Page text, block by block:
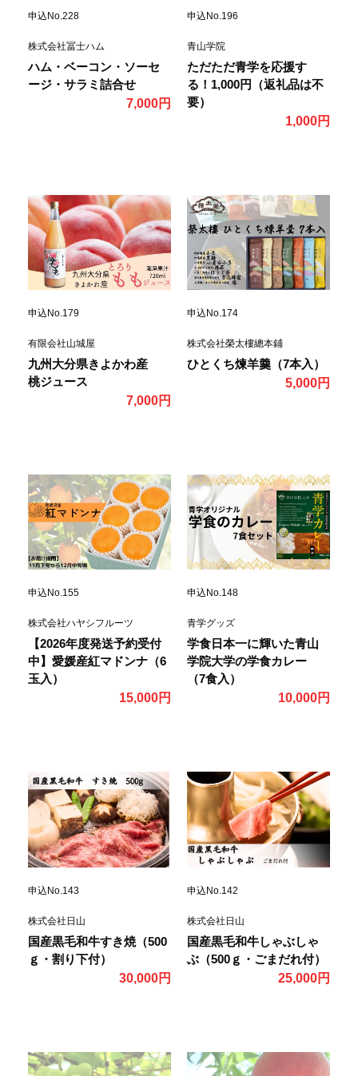
申込No.228
株式会社冨士ハム
ハム・ベーコン・ソーセ
ージ・サラミ詰合せ
7,000円
申込No.196
青山学院
ただただ青学を応援す
る！1,000円（返礼品は不
要）
1,000円
申込No.179
有限会社山城屋
九州大分県きよかわ産
桃ジュース
7,000円
申込No.174
株式会社榮太樓總本鋪
ひとくち煉羊羹（7本入）
5,000円
申込No.155
株式会社ハヤシフルーツ
【2026年度発送予約受付
中】愛媛産紅マドンナ（6
玉入）
15,000円
申込No.148
青学グッズ
学食日本一に輝いた青山
学院大学の学食カレー
（7食入）
10,000円
申込No.143
株式会社日山
国産黒毛和牛すき焼（500
ｇ・割り下付）
30,000円
申込No.142
株式会社日山
国産黒毛和牛しゃぶしゃ
ぶ（500ｇ・ごまだれ付）
25,000円